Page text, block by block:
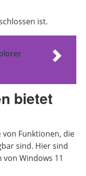
ist.
bietet
von Funktionen, die
sind. Hier sind
Windows 11